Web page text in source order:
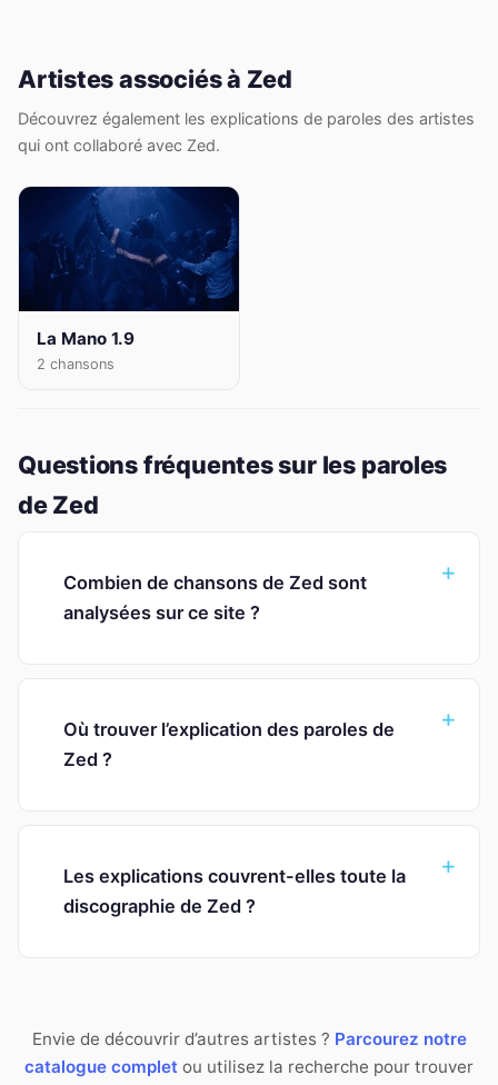
Artistes associés à Zed
Découvrez également les explications de paroles des artistes
qui ont collaboré avec Zed.
La Mano 1.9
2 chansons
Questions fréquentes sur les paroles
de Zed
Combien de chansons de Zed sont
analysées sur ce site ?
Où trouver l’explication des paroles de
Zed ?
Les explications couvrent-elles toute la
discographie de Zed ?
Envie de découvrir d’autres artistes ? Parcourez notre
catalogue complet ou utilisez la recherche pour trouver